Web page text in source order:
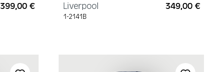
Regulärer Preis:
399,00 € Liverpool
1-2141B
349,00 €